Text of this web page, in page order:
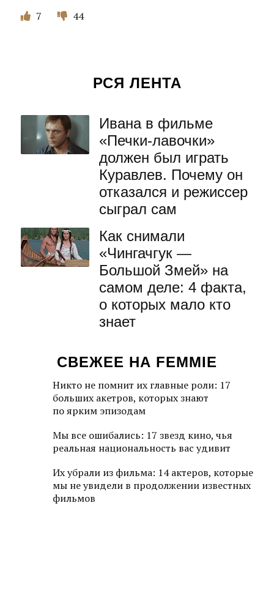
7 44
РСЯ ЛЕНТА
Ивана в фильме
«Печки-лавочки»
должен был играть
Куравлев. Почему он
отказался и режиссер
сыграл сам
Как снимали
«Чингачгук —
Большой Змей» на
самом деле: 4 факта,
о которых мало кто
знает
СВЕЖЕЕ НА FEMMIE
Никто не помнит их главные роли: 17
больших акетров, которых знают
по ярким эпизодам
Мы все ошибались: 17 звезд кино, чья
реальная национальность вас удивит
Их убрали из фильма: 14 актеров, которые
мы не увидели в продолжении известных
фильмов